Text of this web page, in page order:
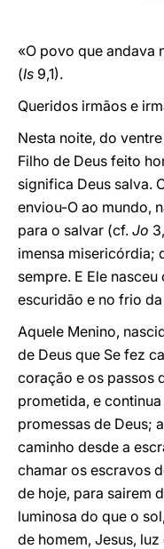
«O povo que andava
(Is 9,1).
Queridos irmãos e
Nesta noite, do
Filho de Deus feito
significa Deus salva.
enviou-O ao mundo,
para o salvar (cf. Jo
imensa misericórdia;
sempre. E Ele
escuridão e no frio
Aquele Menino,
de Deus que Se fez
coração e os passos
prometida, e
promessas de Deus;
caminho desde a
chamar os escravos
de hoje, para sairem
luminosa do que o
de homem, Jesus,